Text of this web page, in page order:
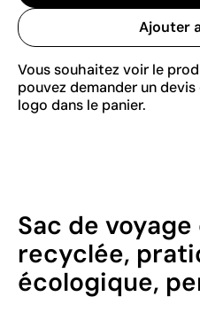
Ajouter
Vous souhaitez voir le
pouvez demander un
logo dans le panier.
Sac de
recyclée,
écologique,